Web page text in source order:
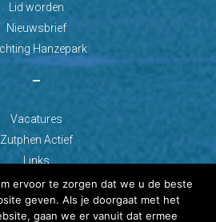
Lid worden
Nieuwsbrief
Hanzepark
–
Vacatures
Zutphen Actief
Links
ervoor te zorgen dat we u de beste
geven. Als je doorgaat met het
gaan we er vanuit dat ermee